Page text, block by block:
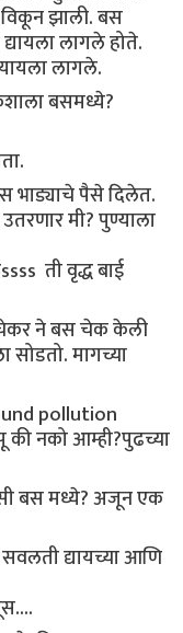
विकून झाली. बस
लागले होते.
लागले.
बसमध्ये?
भाड्याचे पैसे दिलेत.
मी? पुण्याला
ती वृद्ध बाई
चेकर ने बस चेक केली
सोडतो. मागच्या
pollution
नको आम्ही?पुढच्या
बस मध्ये? अजून एक
द्यायच्या आणि